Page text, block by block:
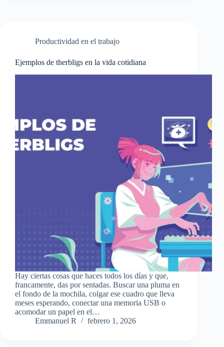
Productividad en el trabajo
Ejemplos de therbligs en la vida cotidiana
Hay ciertas cosas que haces todos los días y que,
francamente, das por sentadas. Buscar una pluma en
el fondo de la mochila, colgar ese cuadro que lleva
meses esperando, conectar una memoria USB o
acomodar un papel en el…
Emmanuel R
febrero 1, 2026